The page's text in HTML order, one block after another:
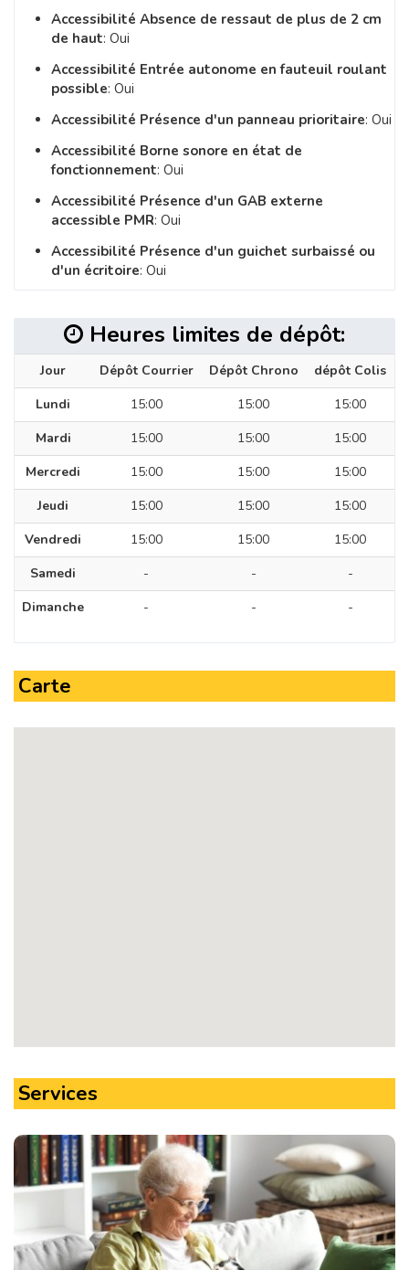
Accessibilité Absence de ressaut de plus de 2 cm
de haut: Oui
Accessibilité Entrée autonome en fauteuil roulant
possible: Oui
Accessibilité Présence d'un panneau prioritaire: Oui
Accessibilité Borne sonore en état de
fonctionnement: Oui
Accessibilité Présence d'un GAB externe
accessible PMR: Oui
Accessibilité Présence d'un guichet surbaissé ou
d'un écritoire: Oui
Heures limites de dépôt:
Jour Dépôt Courrier Dépôt Chrono
dépôt Colis
Lundi
15:00 15:00
15:00
Mardi
15:00 15:00
15:00
Mercredi
15:00 15:00
15:00
Jeudi
15:00 15:00
15:00
Vendredi
15:00 15:00
15:00
Samedi
- -
-
Dimanche
- - -
Carte
Services